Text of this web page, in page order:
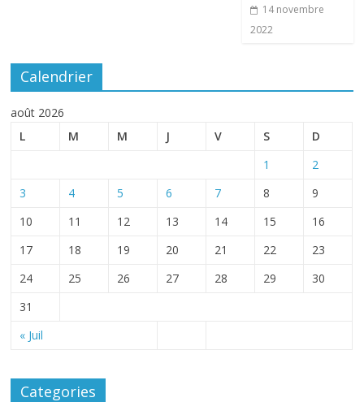
14 novembre
2022
Calendrier
août 2026
L
M M J V S D
« Juil
1
2
3
4 5 6 7 8
9
10
11 12 13 14 15
16
17
18 19 20 21 22
23
24
25 26 27 28 29
30
31
Categories